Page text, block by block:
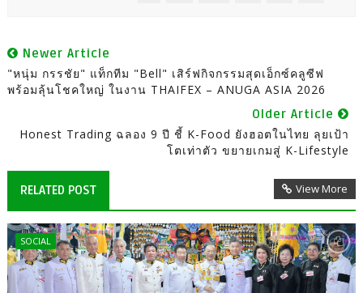
Newer Article
"หนุ่ม กรรชัย" แท็กทีม "Bell" เสิร์ฟกิจกรรมสุดเอ็กซ์คลูซีฟ
พร้อมลุ้นโชคใหญ่ ในงาน THAIFEX – ANUGA ASIA 2026
Older Article
Honest Trading ฉลอง 9 ปี ชี้ K-Food ยังฮอตในไทย ลุยเป้า
โตเท่าตัว ขยายเกมสู่ K-Lifestyle
RELATED POST View More
SOCIAL